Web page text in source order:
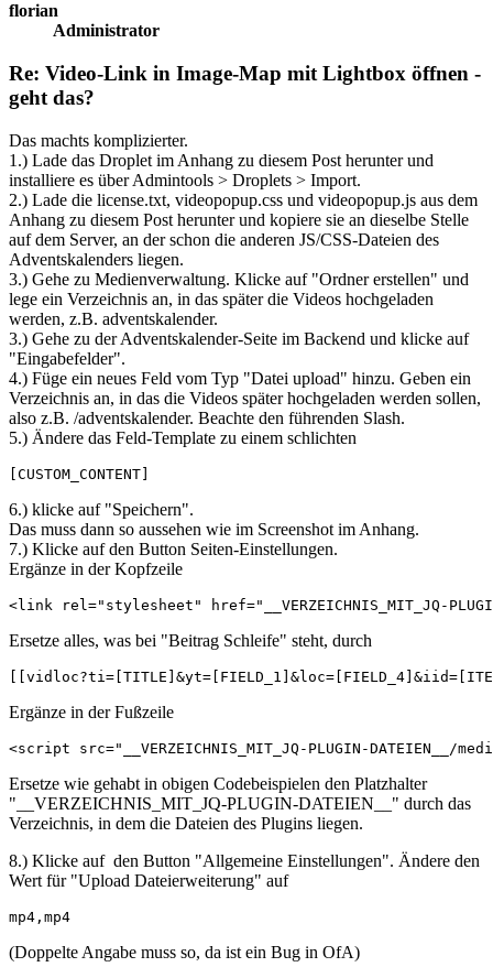
florian
Administrator
Re: Video-Link in Image-Map mit Lightbox öffnen -
geht das?
Das machts komplizierter.
1.) Lade das Droplet im Anhang zu diesem Post herunter und
installiere es über Admintools > Droplets > Import.
2.) Lade die license.txt, videopopup.css und videopopup.js aus dem
Anhang zu diesem Post herunter und kopiere sie an dieselbe Stelle
auf dem Server, an der schon die anderen JS/CSS-Dateien des
Adventskalenders liegen.
3.) Gehe zu Medienverwaltung. Klicke auf "Ordner erstellen" und
lege ein Verzeichnis an, in das später die Videos hochgeladen
werden, z.B. adventskalender.
3.) Gehe zu der Adventskalender-Seite im Backend und klicke auf
"Eingabefelder".
4.) Füge ein neues Feld vom Typ "Datei upload" hinzu. Geben ein
Verzeichnis an, in das die Videos später hochgeladen werden sollen,
also z.B. /adventskalender. Beachte den führenden Slash.
5.) Ändere das Feld-Template zu einem schlichten
[CUSTOM_CONTENT]
6.) klicke auf "Speichern".
Das muss dann so aussehen wie im Screenshot im Anhang.
7.) Klicke auf den Button Seiten-Einstellungen.
Ergänze in der Kopfzeile
<link rel="stylesheet" href="__VERZEICHNIS_MIT_JQ-
Ersetze alles, was bei "Beitrag Schleife" steht, durch
Ergänze in der Fußzeile
<script src="__VERZEICHNIS_MIT_JQ-PLUGIN-
Ersetze wie gehabt in obigen Codebeispielen den Platzhalter
"__VERZEICHNIS_MIT_JQ-PLUGIN-DATEIEN__" durch das
Verzeichnis, in dem die Dateien des Plugins liegen.
8.) Klicke auf den Button "Allgemeine Einstellungen". Ändere den
Wert für "Upload Dateierweiterung" auf
mp4,mp4
(Doppelte Angabe muss so, da ist ein Bug in OfA)